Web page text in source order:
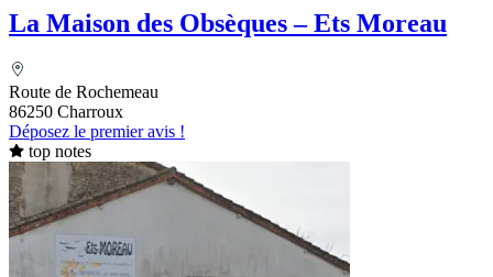
La Maison des Obsèques – Ets Moreau
Route de Rochemeau
86250 Charroux
Déposez le premier avis !
top notes